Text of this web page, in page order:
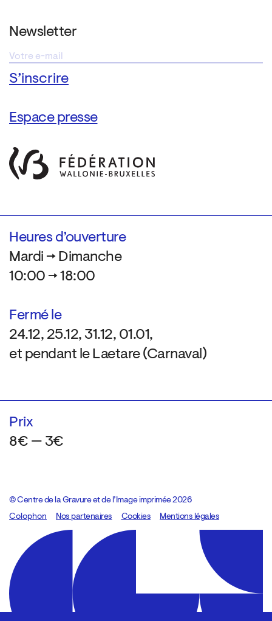
Newsletter
Espace presse
Heures d’ouverture
Mardi → Dimanche
10:00 → 18:00
Fermé le
24.12, 25.12, 31.12, 01.01,
et pendant le Laetare (Carnaval)
Prix
8€ — 3€
© Centre de la Gravure et de l’Image imprimée 2026
Colophon
Design:Marcel Kaczmarek, code:8080.studio
Nos partenaires Cookies Mentions légales